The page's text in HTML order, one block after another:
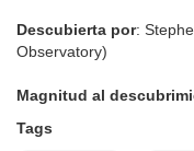
Descubierta por:
Observatory)
Magnitud al
Tags